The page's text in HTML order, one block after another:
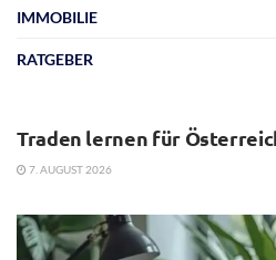
IMMOBILIE
RATGEBER
Traden lernen für
7. AUGUST 2026